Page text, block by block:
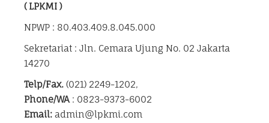
( LPKMI )
NPWP : 80.403.409.8.045.000
Sekretariat : Jln. Cemara Ujung No. 02 Jakarta
14270
Telp/Fax. (021) 2249-1202,
Phone/WA: 0823-9373-6002
Email: admin@lpkmi.com